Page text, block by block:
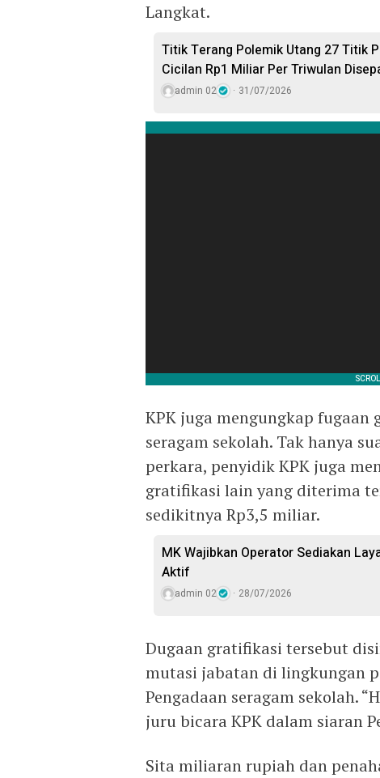
Langkat.
Titik Terang Polemik Utang 27 Titik
Cicilan Rp1 Miliar Per Triwulan
admin 02 31/07/2026
KPK juga mengungkap
seragam sekolah. Tak hanya
perkara, penyidik KPK juga
gratifikasi lain yang diterima
sedikitnya Rp3,5 miliar.
MK Wajibkan Operator Sediakan
Aktif
admin 02 28/07/2026
Dugaan gratifikasi tersebut
mutasi jabatan di lingkungan
Pengadaan seragam sekolah.
juru bicara KPK dalam siaran
Sita miliaran rupiah dan